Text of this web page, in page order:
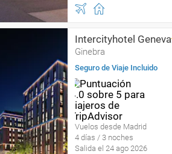
Intercityhotel Geneva
Ginebra
Seguro de Viaje Incluido
Vuelos desde Madrid
4 días / 3 noches
Salida el 24 ago 2026